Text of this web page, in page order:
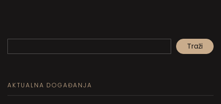
Pretraga Traži
AKTUALNA DOGAĐANJA